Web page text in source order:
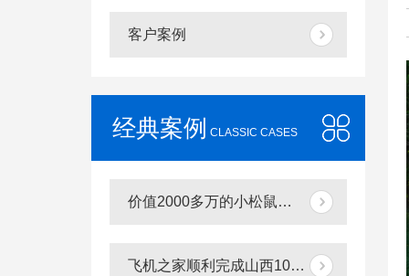
客户案例
经典案例 CLASSIC CASES
价值2000多万的小松鼠直升机空中吊装茶树
飞机之家顺利完成山西100多小时直升机测绘